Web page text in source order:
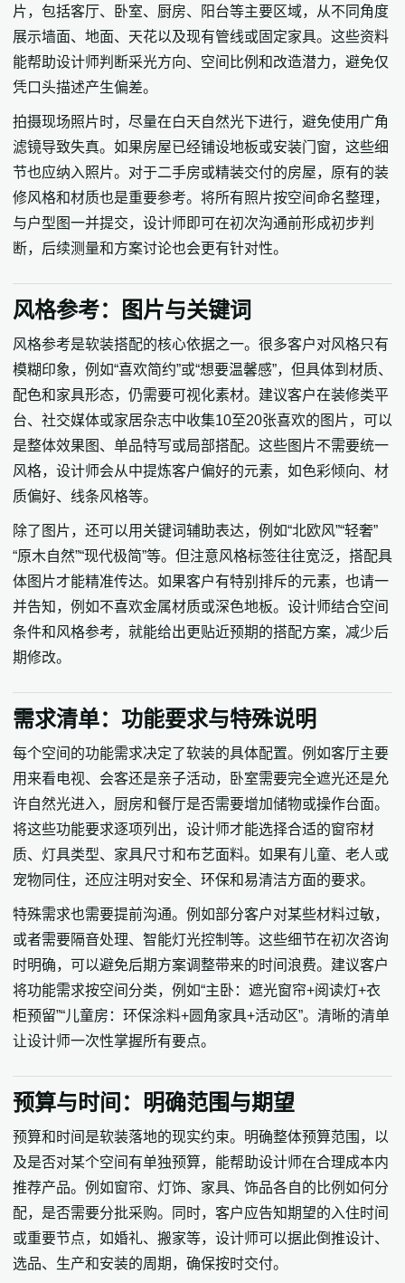
片，包括客厅、卧室、厨房、阳台等主要区域，从不同角度
展示墙面、地面、天花以及现有管线或固定家具。这些资料
能帮助设计师判断采光方向、空间比例和改造潜力，避免仅
凭口头描述产生偏差。
拍摄现场照片时，尽量在白天自然光下进行，避免使用广角
滤镜导致失真。如果房屋已经铺设地板或安装门窗，这些细
节也应纳入照片。对于二手房或精装交付的房屋，原有的装
修风格和材质也是重要参考。将所有照片按空间命名整理，
与户型图一并提交，设计师即可在初次沟通前形成初步判
断，后续测量和方案讨论也会更有针对性。
风格参考：图片与关键词
风格参考是软装搭配的核心依据之一。很多客户对风格只有
模糊印象，例如“喜欢简约”或“想要温馨感”，但具体到材质、
配色和家具形态，仍需要可视化素材。建议客户在装修类平
台、社交媒体或家居杂志中收集10至20张喜欢的图片，可以
是整体效果图、单品特写或局部搭配。这些图片不需要统一
风格，设计师会从中提炼客户偏好的元素，如色彩倾向、材
质偏好、线条风格等。
除了图片，还可以用关键词辅助表达，例如“北欧风”“轻奢”
“原木自然”“现代极简”等。但注意风格标签往往宽泛，搭配具
体图片才能精准传达。如果客户有特别排斥的元素，也请一
并告知，例如不喜欢金属材质或深色地板。设计师结合空间
条件和风格参考，就能给出更贴近预期的搭配方案，减少后
期修改。
需求清单：功能要求与特殊说明
每个空间的功能需求决定了软装的具体配置。例如客厅主要
用来看电视、会客还是亲子活动，卧室需要完全遮光还是允
许自然光进入，厨房和餐厅是否需要增加储物或操作台面。
将这些功能要求逐项列出，设计师才能选择合适的窗帘材
质、灯具类型、家具尺寸和布艺面料。如果有儿童、老人或
宠物同住，还应注明对安全、环保和易清洁方面的要求。
特殊需求也需要提前沟通。例如部分客户对某些材料过敏，
或者需要隔音处理、智能灯光控制等。这些细节在初次咨询
时明确，可以避免后期方案调整带来的时间浪费。建议客户
将功能需求按空间分类，例如“主卧：遮光窗帘+阅读灯+衣
柜预留”“儿童房：环保涂料+圆角家具+活动区”。清晰的清单
让设计师一次性掌握所有要点。
预算与时间：明确范围与期望
预算和时间是软装落地的现实约束。明确整体预算范围，以
及是否对某个空间有单独预算，能帮助设计师在合理成本内
推荐产品。例如窗帘、灯饰、家具、饰品各自的比例如何分
配，是否需要分批采购。同时，客户应告知期望的入住时间
或重要节点，如婚礼、搬家等，设计师可以据此倒推设计、
选品、生产和安装的周期，确保按时交付。